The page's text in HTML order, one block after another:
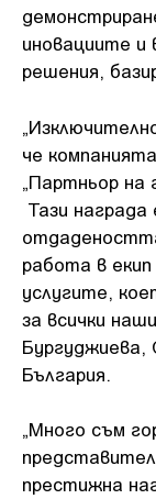
иновациите и
решения,
че
„Партньор на
Тази
работа в
услугите,
за всички
Бургуджиева,
България.
„Много съм
престижна